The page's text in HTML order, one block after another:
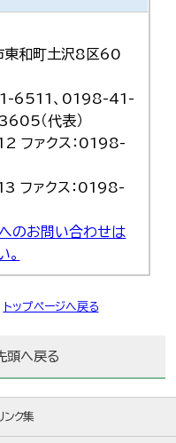
和町土沢8区60
6511、0198-41-
（代表）
ファクス：0198-
ファクス：0198-
のお問い合わせは
。
トップページへ戻る
頭へ戻る
ンク集